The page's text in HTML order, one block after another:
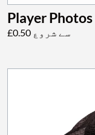
Player Photos
£0.50 سے شروع